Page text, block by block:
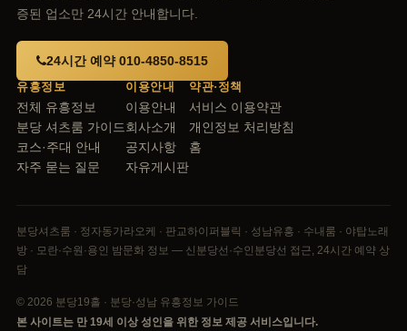
증된 업소만 24시간 안내합니다.
24시간 예약 010-4850-8515
유흥정보
전체 유흥정보
분당 셔츠룸 가이드
코스·주대 안내
자주 묻는 질문
이용안내
이용안내
회사소개
공지사항
자유게시판
약관·정책
서비스 이용약관
개인정보 처리방침
홈
분당셔츠룸 · 정자동가라오케 · 판교하이퍼블릭 · 성남유흥 · 수내룸 · 야탑노래
방 · 모란·수원·용인 밤문화 정보 — 신분당선·수인분당선 접근, 24시간 예약 상
담
© 2026 분당19홀 · 분당·성남 유흥정보 가이드
본 사이트는 만 19세 이상 성인을 위한 정보 제공 서비스입니다.